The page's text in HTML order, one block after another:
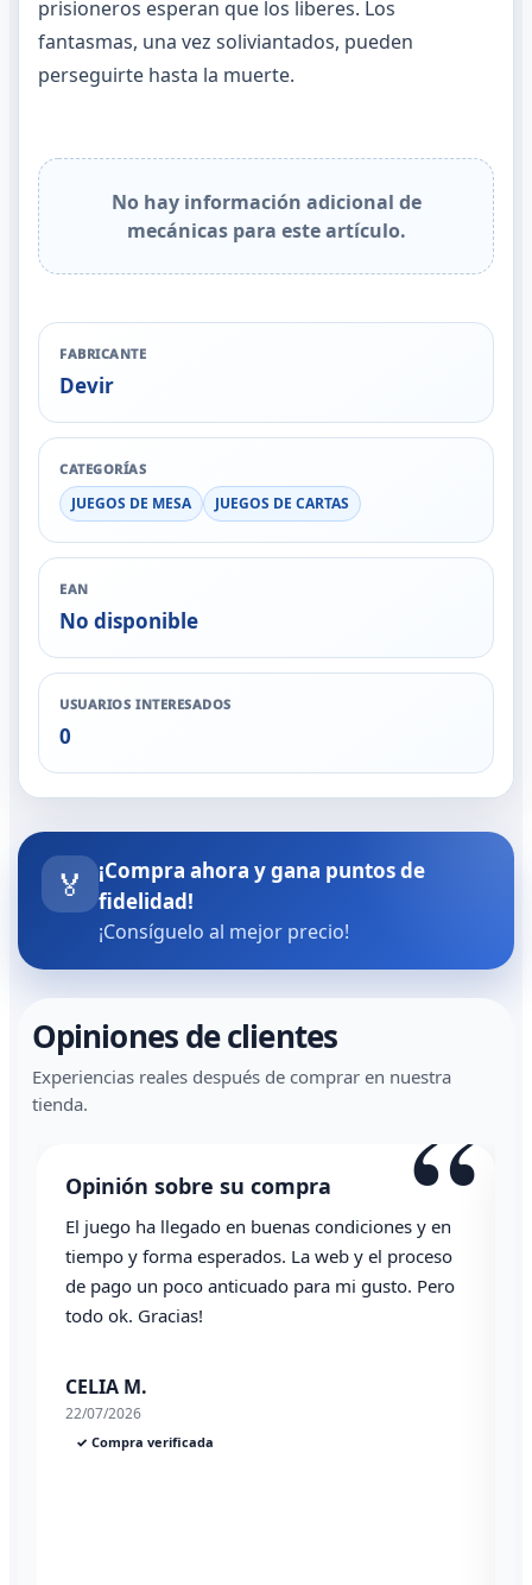
prisioneros esperan que los liberes. Los
fantasmas, una vez soliviantados, pueden
perseguirte hasta la muerte.
No hay información adicional de
mecánicas para este artículo.
FABRICANTE
Devir
CATEGORÍAS
JUEGOS DE MESA JUEGOS DE CARTAS
EAN
No disponible
USUARIOS INTERESADOS
0
🏅
¡Compra ahora y gana puntos de
fidelidad!
¡Consíguelo al mejor precio!
Opiniones de clientes
Experiencias reales después de comprar en nuestra
tienda.
“
Opinión sobre su compra
El juego ha llegado en buenas condiciones y en
tiempo y forma esperados. La web y el proceso
de pago un poco anticuado para mi gusto. Pero
todo ok. Gracias!
CELIA M.
22/07/2026
✓ Compra verificada